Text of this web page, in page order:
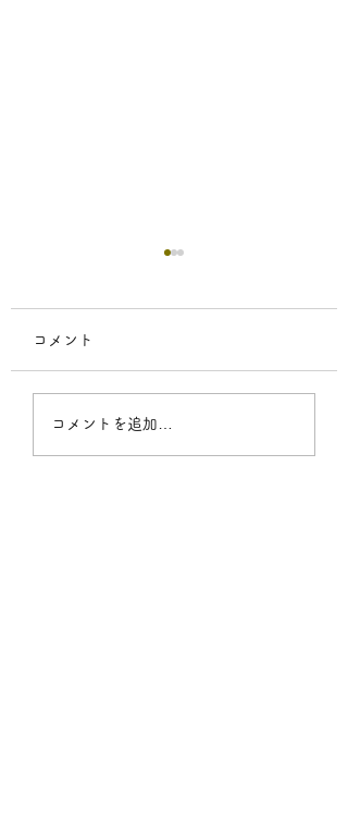
【お仕事】マガジン・
マガジンさん「いっし
コメント
コメントを追加…